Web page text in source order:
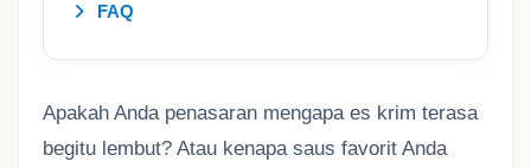
FAQ
Apakah Anda penasaran mengapa es krim terasa
begitu lembut? Atau kenapa saus favorit Anda